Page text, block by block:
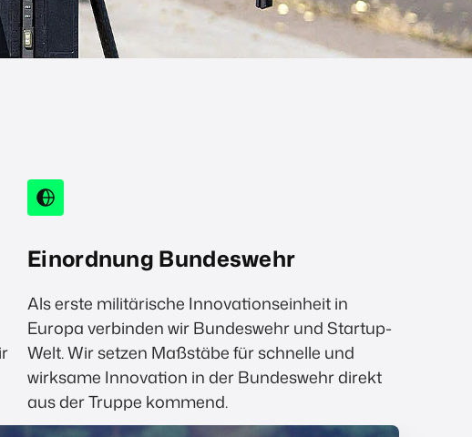
Einordnung Bundeswehr
Als erste militärische Innovationseinheit in
Europa verbinden wir Bundeswehr und Startup-
Welt. Wir setzen Maßstäbe für schnelle und
wirksame Innovation in der Bundeswehr direkt
aus der Truppe kommend.